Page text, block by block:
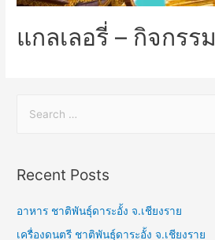
แกลเลอรี่ – กิจกรรม
Recent Posts
อาหาร ชาติพันธุ์ดาระอั้ง จ.เชียงราย
เครื่องดนตรี ชาติพันธุ์ดาระอั้ง จ.เชียงราย